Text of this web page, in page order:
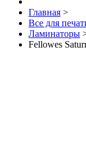
Главная >
Все для
Ламинаторы
Fellowes